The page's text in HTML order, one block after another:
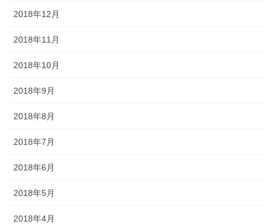
2018年12月
2018年11月
2018年10月
2018年9月
2018年8月
2018年7月
2018年6月
2018年5月
2018年4月